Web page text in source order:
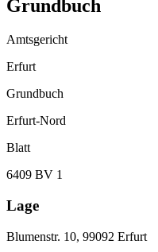
Grundbuch
Amtsgericht
Erfurt
Grundbuch
Erfurt-Nord
Blatt
6409 BV 1
Lage
Blumenstr. 10, 99092 Erfurt